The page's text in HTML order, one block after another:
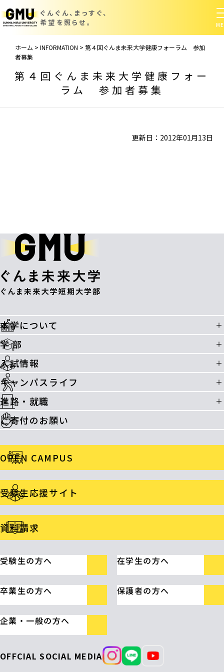
ぐんぐん、まっすぐ、
希望を照らせ。
ホーム > INFORMATION > 第４回ぐんま未来大学健康フォーラム 参加
者募集
第４回ぐんま未来大学健康フォー
ラム 参加者募集
更新日：2012年01月13日
本学について
学 部
入試情報
キャンパスライフ
進路・就職
ご寄付のお願い
OPEN CAMPUS
受験生応援サイト
資料請求
受験生の方へ 在学生の方へ
卒業生の方へ 保護者の方へ
企業・一般の方へ
OFFCIAL SOCIAL MEDIA